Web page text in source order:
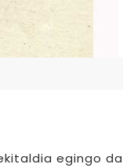
egingo da